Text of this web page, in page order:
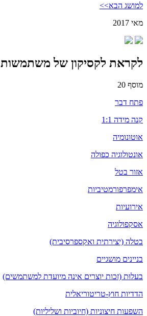
למושג הבא>>
מאי 2017
לקראת לקסיקון של משתמשות
מוסף 20
פתח דבר
קנה מידה 1:1
אוטונומיה
אונטולוגיה כפולה
אזור בטל
אימפרפורמטיביות
אירועיות
אסקפולוגיה
בטלה (יצירתית ואקספרסיבית)
בניינים מושגיים
בעלוּת (זכות יוצרים אינה מיועדת למשתמשים)
הדדיות חוץ-טריטוריאלית
השפעות חיצוניות (חיוביות ושליליות)